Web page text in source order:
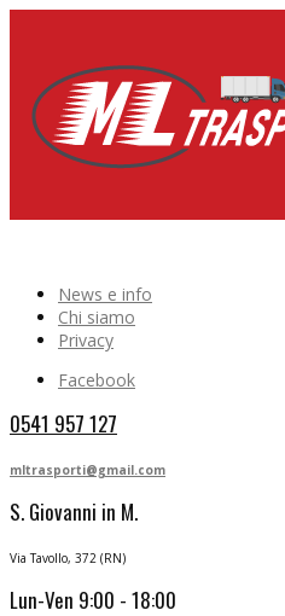
News e info
Chi siamo
Privacy
Facebook
0541 957 127
mltrasporti@gmail.com
S. Giovanni in M.
Via Tavollo, 372 (RN)
Lun-Ven 9:00 - 18:00